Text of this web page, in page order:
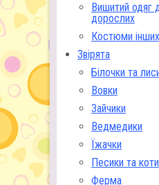
Вишитий одяг
дорослих
Костюми
Звірята
Білочки та
Вовки
Зайчики
Ведмедики
Їжачки
Песики та
Ферма